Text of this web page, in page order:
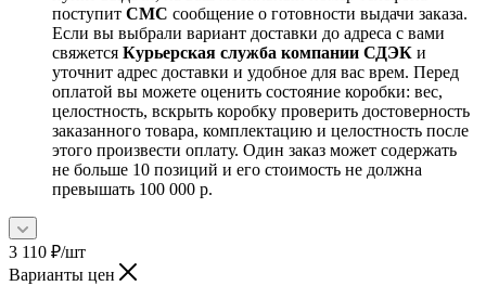
поступит СМС сообщение о готовности выдачи заказа.
Если вы выбрали вариант доставки до адреса с вами
свяжется Курьерская служба компании СДЭК и
уточнит адрес доставки и удобное для вас врем. Перед
оплатой вы можете оценить состояние коробки: вес,
целостность, вскрыть коробку проверить достоверность
заказанного товара, комплектацию и целостность после
этого произвести оплату. Один заказ может содержать
не больше 10 позиций и его стоимость не должна
превышать 100 000 р.
3 110 ₽/шт
Варианты цен